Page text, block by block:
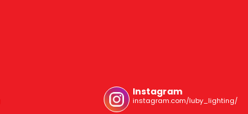
Instagram
instagram.com/luby_lighting/